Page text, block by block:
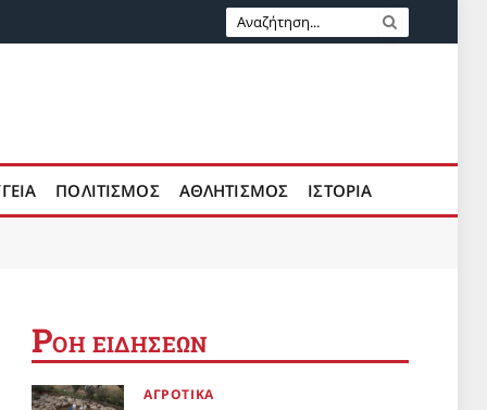
ΠΟΛΙΤΙΣΜΟΣ ΑΘΛΗΤΙΣΜΟΣ ΙΣΤΟΡΙΑ
ΡΟΗ ΕΙΔΗΣΕΩΝ
ΑΓΡΟΤΙΚΑ